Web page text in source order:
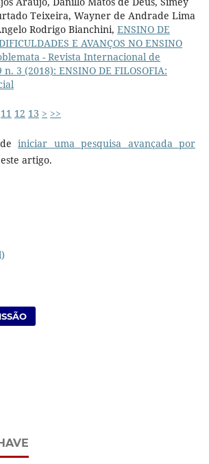
Teixeira, Wayner de Andrade Lima
Rodrigo Bianchini, ENSINO DE
E AVANÇOS NO ENSINO
- Revista Internacional de
n. 3 (2018): ENSINO DE FILOSOFIA:
11 12 13 > >>
iniciar uma pesquisa avançada por
artigo.